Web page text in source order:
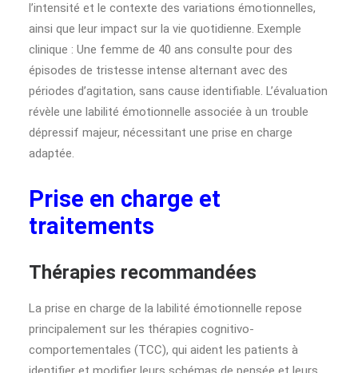
l’intensité et le contexte des variations émotionnelles,
ainsi que leur impact sur la vie quotidienne. Exemple
clinique : Une femme de 40 ans consulte pour des
épisodes de tristesse intense alternant avec des
périodes d’agitation, sans cause identifiable. L’évaluation
révèle une labilité émotionnelle associée à un trouble
dépressif majeur, nécessitant une prise en charge
adaptée.
Prise en charge et
traitements
Thérapies recommandées
La prise en charge de la labilité émotionnelle repose
principalement sur les thérapies cognitivo-
comportementales (TCC), qui aident les patients à